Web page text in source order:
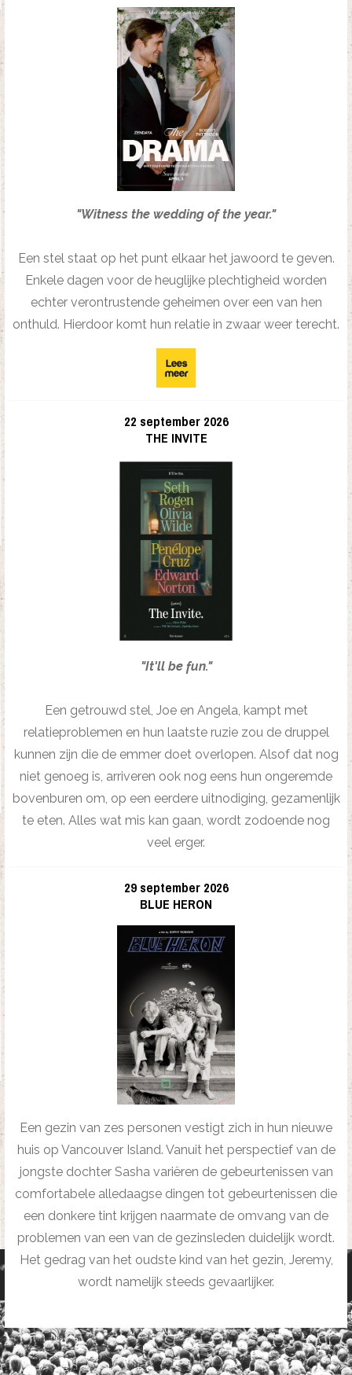
"Witness the wedding of the year."
Een stel staat op het punt elkaar het jawoord te geven.
Enkele dagen voor de heuglijke plechtigheid worden
echter verontrustende geheimen over een van hen
onthuld. Hierdoor komt hun relatie in zwaar weer terecht.
22 september 2026
THE INVITE
"It'll be fun."
Een getrouwd stel, Joe en Angela, kampt met
relatieproblemen en hun laatste ruzie zou de druppel
kunnen zijn die de emmer doet overlopen. Alsof dat nog
niet genoeg is, arriveren ook nog eens hun ongeremde
bovenburen om, op een eerdere uitnodiging, gezamenlijk
te eten. Alles wat mis kan gaan, wordt zodoende nog
veel erger.
29 september 2026
BLUE HERON
Een gezin van zes personen vestigt zich in hun nieuwe
huis op Vancouver Island. Vanuit het perspectief van de
jongste dochter Sasha variëren de gebeurtenissen van
comfortabele alledaagse dingen tot gebeurtenissen die
een donkere tint krijgen naarmate de omvang van de
problemen van een van de gezinsleden duidelijk wordt.
Het gedrag van het oudste kind van het gezin, Jeremy,
wordt namelijk steeds gevaarlijker.